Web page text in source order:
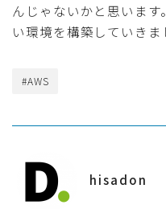
んじゃないかと思いま
い環境を構築していきま
#AWS
hisadon